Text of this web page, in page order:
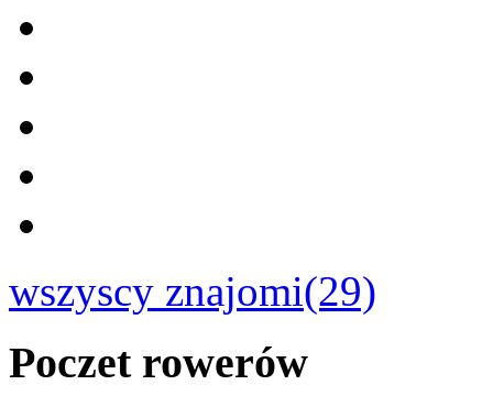
wszyscy znajomi(29)
Poczet rowerów